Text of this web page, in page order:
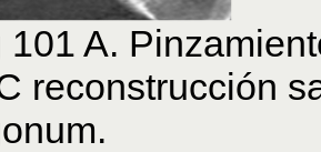
101 A.
reconstrucción